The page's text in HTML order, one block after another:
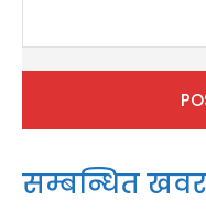
सम्बन्धित खवर